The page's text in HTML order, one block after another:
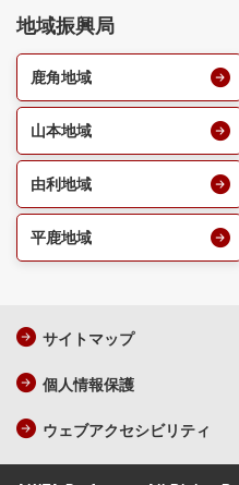
地域振興局
鹿角地域
山本地域
由利地域
平鹿地域
サイトマップ
個人情報保護
ウェブアクセシビリティ